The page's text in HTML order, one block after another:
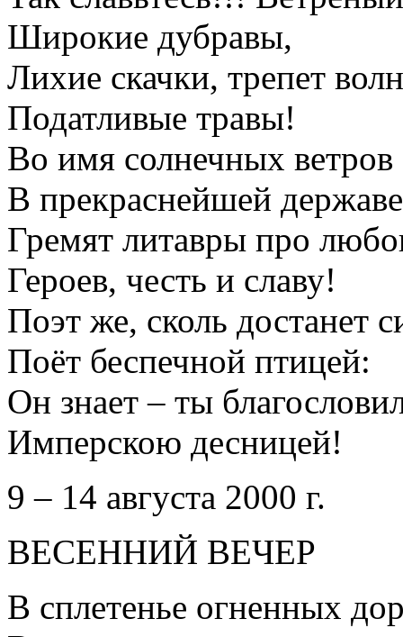
Широкие дубравы,
Лихие скачки, трепет
Податливые травы!
Во имя солнечных ветров
В прекраснейшей державе
Гремят литавры про
Героев, честь и славу!
Поэт же, сколь достанет
Поёт беспечной птицей:
Он знает – ты
Имперскою десницей!
9 – 14 августа 2000 г.
ВЕСЕННИЙ ВЕЧЕР
В сплетенье огненных